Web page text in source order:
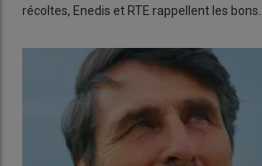
récoltes, Enedis et RTE rappellent les bons…